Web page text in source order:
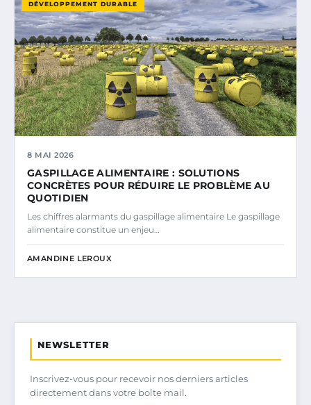
DÉVELOPPEMENT DURABLE
8 MAI 2026
GASPILLAGE ALIMENTAIRE : SOLUTIONS
CONCRÈTES POUR RÉDUIRE LE PROBLÈME AU
QUOTIDIEN
Les chiffres alarmants du gaspillage alimentaire Le gaspillage
alimentaire constitue un enjeu…
AMANDINE LEROUX
NEWSLETTER
Inscrivez-vous pour recevoir nos derniers articles
directement dans votre boîte mail.